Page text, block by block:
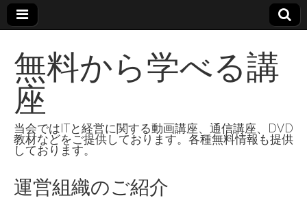
無料から学べる講
座
当会ではITと経営に関する動画講座、通信講座、DVD
教材などをご提供しております。各種無料情報も提供
しております。
運営組織のご紹介